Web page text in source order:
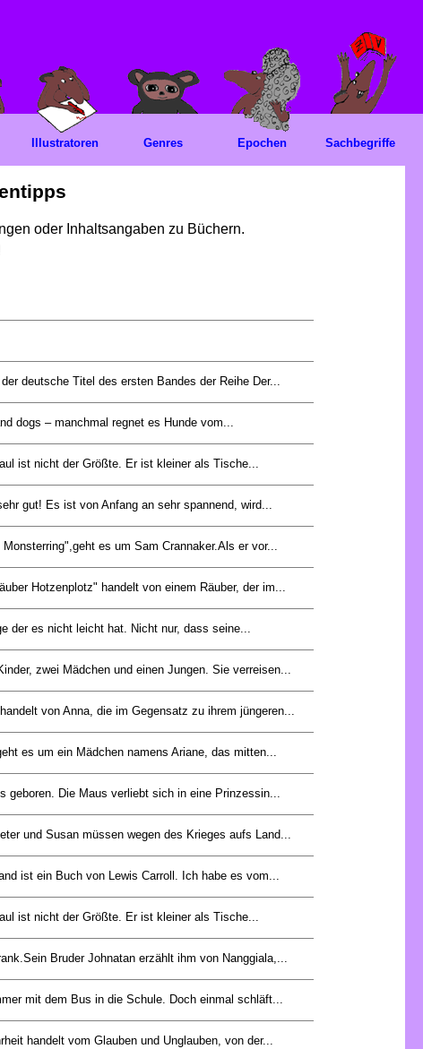
oder Inhaltsangaben zu Büchern.
deutsche Titel des ersten Bandes der Reihe Der...
dogs – manchmal regnet es Hunde vom...
ist nicht der Größte. Er ist kleiner als Tische...
gut! Es ist von Anfang an sehr spannend, wird...
Monsterring",geht es um Sam Crannaker.Als er vor...
Hotzenplotz" handelt von einem Räuber, der im...
der es nicht leicht hat. Nicht nur, dass seine...
zwei Mädchen und einen Jungen. Sie verreisen...
von Anna, die im Gegensatz zu ihrem jüngeren...
es um ein Mädchen namens Ariane, das mitten...
geboren. Die Maus verliebt sich in eine Prinzessin...
und Susan müssen wegen des Krieges aufs Land...
ist ein Buch von Lewis Carroll. Ich habe es vom...
ist nicht der Größte. Er ist kleiner als Tische...
Bruder Johnatan erzählt ihm von Nanggiala,...
mit dem Bus in die Schule. Doch einmal schläft...
handelt vom Glauben und Unglauben, von der...
Illustratoren Genres Epochen Sachbegriffe